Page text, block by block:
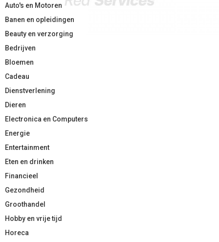
Auto's en Motoren
Banen en opleidingen
Beauty en verzorging
Bedrijven
Bloemen
Cadeau
Dienstverlening
Dieren
Electronica en Computers
Energie
Entertainment
Eten en drinken
Financieel
Gezondheid
Groothandel
Hobby en vrije tijd
Horeca